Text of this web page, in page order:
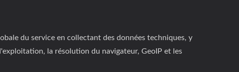
du service en collectant des données techniques, y
la résolution du navigateur, GeoIP et les